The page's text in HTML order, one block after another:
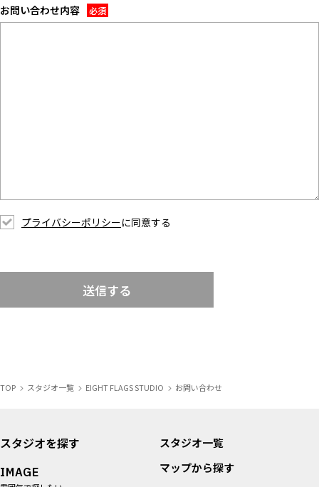
お問い合わせ
お問い合わせ内容
プライバシーポリシーに同意する
送信する
TOP スタジオ一覧 EIGHT FLAGS STUDIO お問い合わせ
スタジオを探す
IMAGE
スタジオ一覧
マップから探す